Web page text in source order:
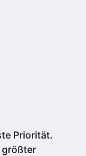
Priorität.
größter